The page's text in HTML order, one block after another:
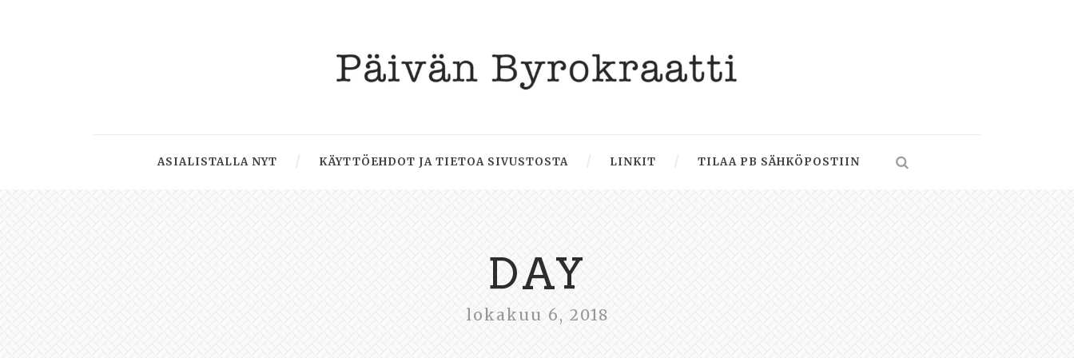
ASIALISTALLA NYT KÄYTTÖEHDOT JA TIETOA SIVUSTOSTA LINKIT TILAA PB SÄHKÖPOSTIIN
DAY
lokakuu 6, 2018